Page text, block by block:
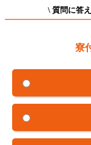
\ 質問に答え
寮